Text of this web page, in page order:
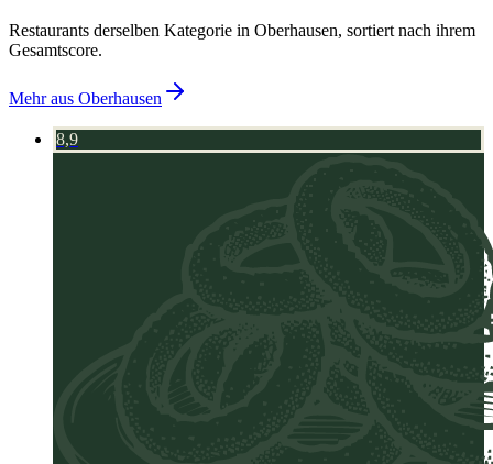
Restaurants derselben Kategorie in Oberhausen, sortiert nach ihrem
Gesamtscore.
Mehr aus Oberhausen
8,9